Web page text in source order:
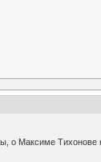
о Максиме Тихонове